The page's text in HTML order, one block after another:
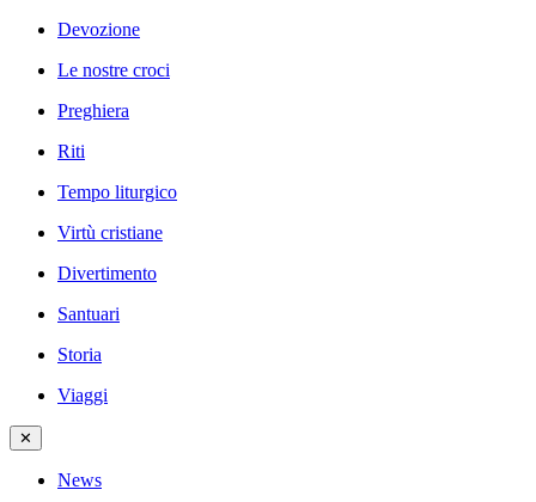
Devozione
Le nostre croci
Preghiera
Riti
Tempo liturgico
Virtù cristiane
Divertimento
Santuari
Storia
Viaggi
✕
News